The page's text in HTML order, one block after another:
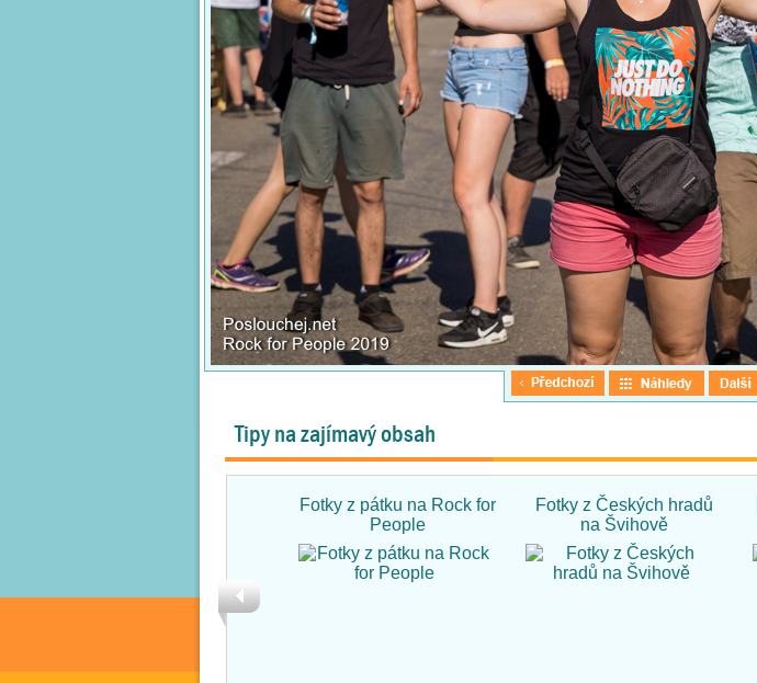
Tipy na zajímavý obsah
Fotky z pátku na Rock for
People
Fotky z Českých hradů
na Švihově